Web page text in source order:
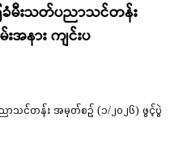
မီးသတ်ပညာသင်တန်း
အနား ကျင်းပ
သင်တန်း အမှတ်စဉ် (၁/၂၀၂၆) ဖွင့်ပွဲ